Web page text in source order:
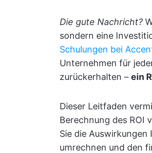
Die gute Nachricht?
sondern eine
Schulungen bei
Unternehmen für
zurückerhalten – ein
Dieser Leitfaden
Berechnung des ROI
Sie die
umrechnen und den